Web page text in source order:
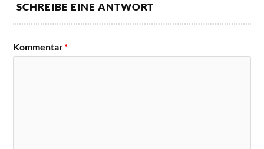
SCHREIBE EINE ANTWORT
Kommentar*